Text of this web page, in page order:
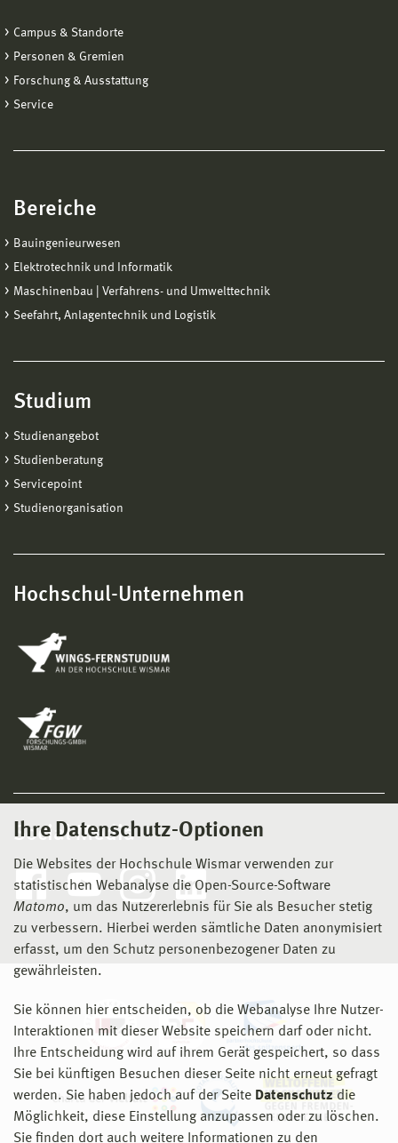
Ihre Datenschutz-Optionen
Die Websites der Hochschule Wismar verwenden zur
statistischen Webanalyse die Open-Source-Software
Matomo, um das Nutzererlebnis für Sie als Besucher stetig
zu verbessern. Hierbei werden sämtliche Daten anonymisiert
erfasst, um den Schutz personenbezogener Daten zu
gewährleisten.
Sie können hier entscheiden, ob die Webanalyse Ihre Nutzer-
Interaktionen mit dieser Website speichern darf oder nicht.
Ihre Entscheidung wird auf ihrem Gerät gespeichert, so dass
Sie bei künftigen Besuchen dieser Seite nicht erneut gefragt
werden. Sie haben jedoch auf der Seite Datenschutz die
Möglichkeit, diese Einstellung anzupassen oder zu löschen.
Sie finden dort auch weitere Informationen zu den
Campus & Standorte
Personen & Gremien
Forschung & Ausstattung
Service
Bereiche
Bauingenieurwesen
Elektrotechnik und Informatik
Maschinenbau | Verfahrens- und Umwelttechnik
Seefahrt, Anlagentechnik und Logistik
Studium
Studienangebot
Studienberatung
Servicepoint
Studienorganisation
Hochschul-Unternehmen
Social Media